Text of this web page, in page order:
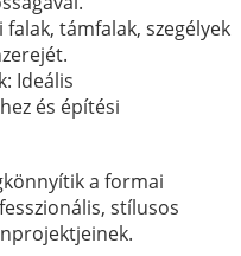
támfalak, szegélyek
Ideális
és építési
a formai
stílusos